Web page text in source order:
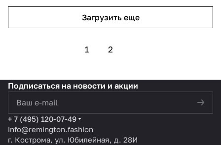
Загрузить еще
1 2
Подписаться на новости и акции
+ 7 (495) 120-07-49
info@remington.fashion
г. Кострома, ул. Юбилейная, д. 28И